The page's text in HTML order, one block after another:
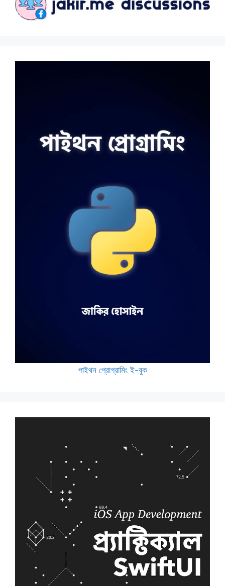
পাইথন প্রোগ্রামিং ই-বুক